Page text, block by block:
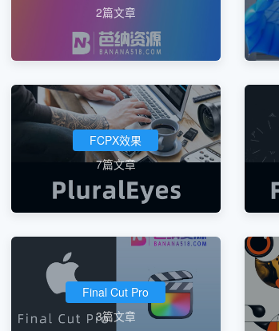
2篇文章
FCPX效果
7篇文章
Final Cut Pro
3篇文章